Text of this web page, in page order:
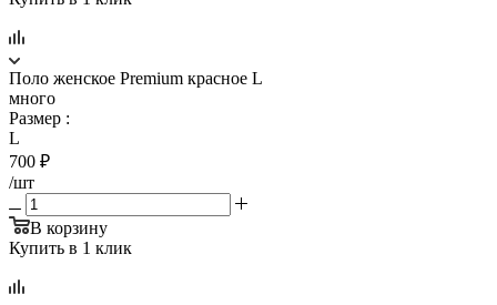
Поло женское Premium красное L
много
Размер :
L
700 ₽
/шт
В корзину
Купить в 1 клик